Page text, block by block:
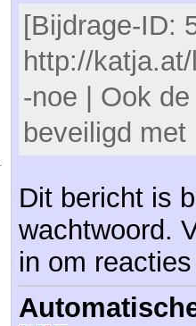
[Bijdrage-ID:
http://
-noe | Ook
beveiligd
Dit bericht is
wachtwoord.
in om